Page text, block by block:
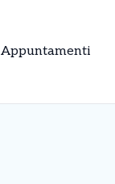
Appuntamenti